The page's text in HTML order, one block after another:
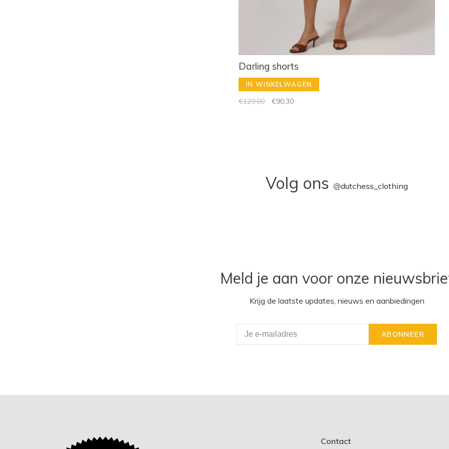
Darling shorts
IN WINKELWAGEN
€129,00 €90,30
Volg ons @dutchess_clothing
Meld je aan voor onze
Krijg de laatste updates, nieuws en aanbiedingen
ABONNEER
Contact